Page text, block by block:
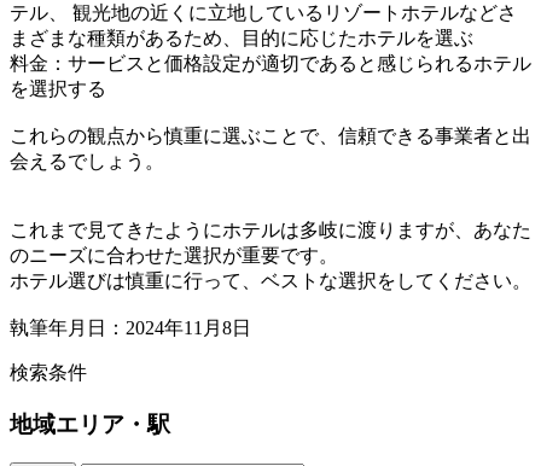
テル、 観光地の近くに立地しているリゾートホテルなどさ
まざまな種類があるため、目的に応じたホテルを選ぶ
料金：サービスと価格設定が適切であると感じられるホテル
を選択する
これらの観点から慎重に選ぶことで、信頼できる事業者と出
会えるでしょう。
これまで見てきたようにホテルは多岐に渡りますが、あなた
のニーズに合わせた選択が重要です。
ホテル選びは慎重に行って、ベストな選択をしてください。
執筆年月日：2024年11月8日
検索条件
地域エリア・駅